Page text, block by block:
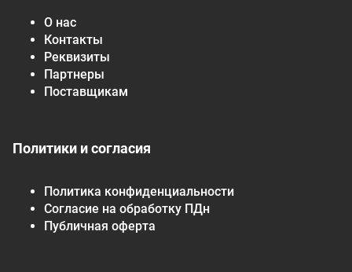
О нас
Контакты
Реквизиты
Партнеры
Поставщикам
Политики и согласия
Политика конфиденциальности
Согласие на обработку ПДн
Публичная оферта